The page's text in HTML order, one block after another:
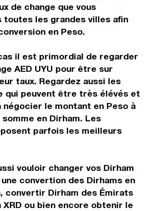
de change que vous
toutes les grandes villes afin
en Peso.
il est primordial de regarder
AED UYU pour être sur
taux. Regardez aussi les
qui peuvent être très élévés et
négocier le montant en Peso à
en Dirham. Les
parfois les meilleurs
vouloir changer vos Dirham
convertion des Dirhams en
convertir Dirham des Émirats
XRD ou bien encore obtenir le